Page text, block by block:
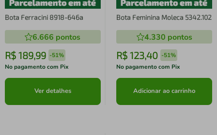
Bota Ferracini 8918-646a
6.666 pontos
R$ 189,99 -51%
No pagamento com Pix
Ver detalhes
Bota Feminina Moleca 5342.102
4.330 pontos
R$ 123,40 -51%
No pagamento com Pix
Adicionar ao carrinho